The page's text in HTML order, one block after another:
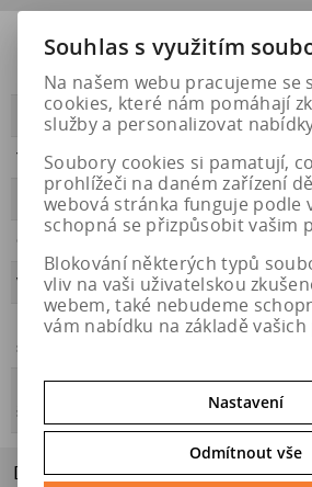
Přilnavost na
ledu
NE
PŘILNAVOST B
Třída hluku B
HLUČNOST 72
OBDOBÍ celoroční
VALIVÝ ODPOR C
Přilnavost na
sněhu
ANO
štítek
Dotaz na výrobek
Souhlas s využitím
Na našem webu pracujeme se
cookies, které nám pomáhají
služby a personalizovat
Soubory cookies si pamatují,
prohlížeči na daném zařízení
webová stránka funguje podle
schopná se přizpůsobit vašim
Blokování některých typů
vliv na vaši uživatelskou
webem, také nebudeme
vám nabídku na základě
Nastavení
Odmítnout vše